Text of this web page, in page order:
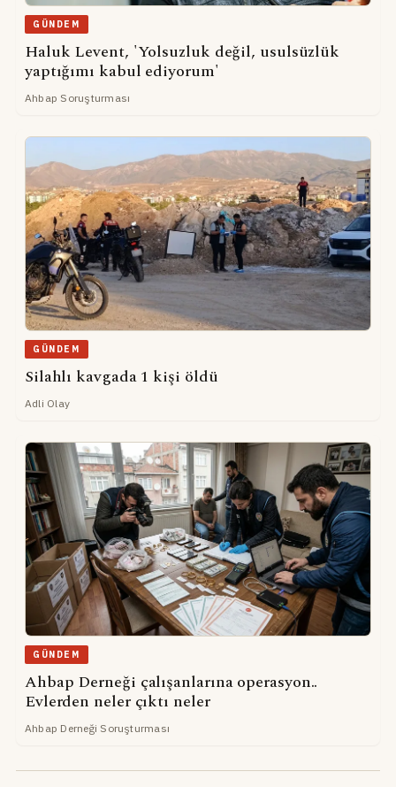
GÜNDEM
Haluk Levent, 'Yolsuzluk değil, usulsüzlük
yaptığımı kabul ediyorum'
Ahbap Soruşturması
GÜNDEM
Silahlı kavgada 1 kişi öldü
Adli Olay
GÜNDEM
Ahbap Derneği çalışanlarına operasyon..
Evlerden neler çıktı neler
Ahbap Derneği Soruşturması